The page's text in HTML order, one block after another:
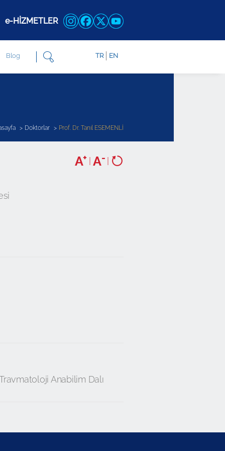
e-HİZMETLER
Blog TR EN
Doktorlar Prof. Dr. Tanıl ESEMENLİ
A+ A-
Anabilim Dalı